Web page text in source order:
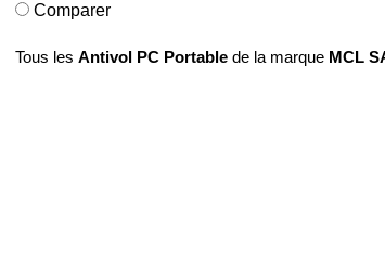
Comparer
Tous les Antivol PC Portable de la marque MCL